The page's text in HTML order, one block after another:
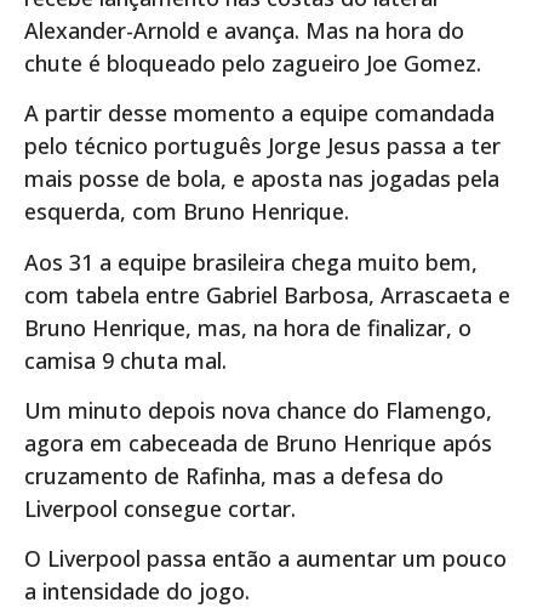
Alexander-Arnold e avança. Mas na hora do
chute é bloqueado pelo zagueiro Joe Gomez.
A partir desse momento a equipe comandada
pelo técnico português Jorge Jesus passa a ter
mais posse de bola, e aposta nas jogadas pela
esquerda, com Bruno Henrique.
Aos 31 a equipe brasileira chega muito bem,
com tabela entre Gabriel Barbosa, Arrascaeta e
Bruno Henrique, mas, na hora de finalizar, o
camisa 9 chuta mal.
Um minuto depois nova chance do Flamengo,
agora em cabeceada de Bruno Henrique após
cruzamento de Rafinha, mas a defesa do
Liverpool consegue cortar.
O Liverpool passa então a aumentar um pouco
a intensidade do jogo.